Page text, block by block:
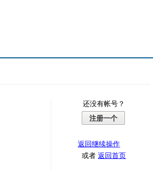
还没有帐号？
注册一个
返回继续操作
或者返回首页